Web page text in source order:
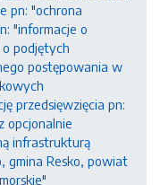
pn: "ochrona
"informacje o
podjętych
postępowania w
przedsięwzięcia pn:
opcjonalnie
infrastrukturą
gmina Resko, powiat